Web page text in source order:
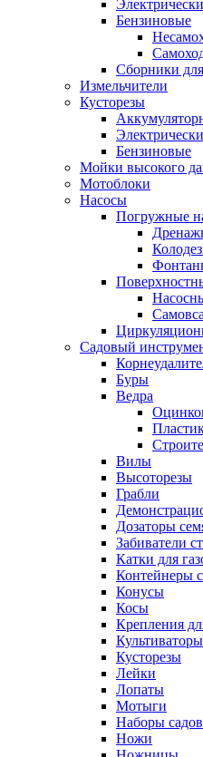
Бензиновые
Сборники
Измельчители
Кусторезы
Бензиновые
Мойки высокого
Мотоблоки
Насосы
Погружные
Садовый
Буры
Ведра
Вилы
Высоторезы
Грабли
Дозаторы
Забиватели
Катки для
Контейнеры
Конусы
Косы
Крепления
Культиваторы
Кусторезы
Лейки
Лопаты
Мотыги
Наборы
Ножи